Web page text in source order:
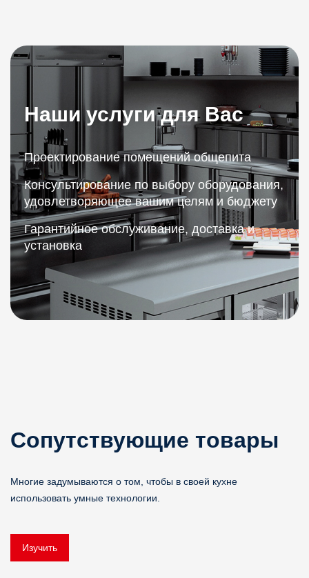
Наши услуги для Вас
Проектирование помещений общепита
Консультирование по выбору оборудования,
удовлетворяющее вашим целям и бюджету
Гарантийное обслуживание, доставка и
установка
Сопутствующие товары
Многие задумываются о том, чтобы в своей кухне
использовать умные технологии.
Изучить